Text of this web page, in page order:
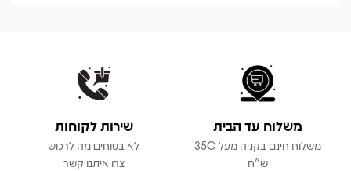
משלוח עד הבית
משלוח חינם בקניה מעל 350
ש"ח
שירות לקוחות
לא בטוחים מה לרכוש
צרו איתנו קשר